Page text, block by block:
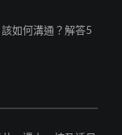
如何溝通？解答5